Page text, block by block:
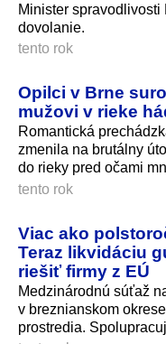
Minister
dovolanie.
tento rok
Opilci v Brne
mužovi v rieke
Romantická
zmenila na brutálny
do rieky pred očami
tento rok
Viac ako
Teraz likvidáciu
riešiť firmy z EÚ
Medzinárodnú súťaž
v breznianskom
prostredia.